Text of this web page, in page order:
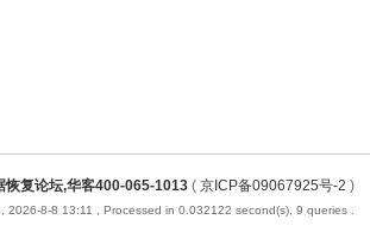
恢复论坛,华客400-065-1013( 京ICP备09067925号-2 )
2026-8-8 13:11 , Processed in 0.032122 second(s), 9 queries .